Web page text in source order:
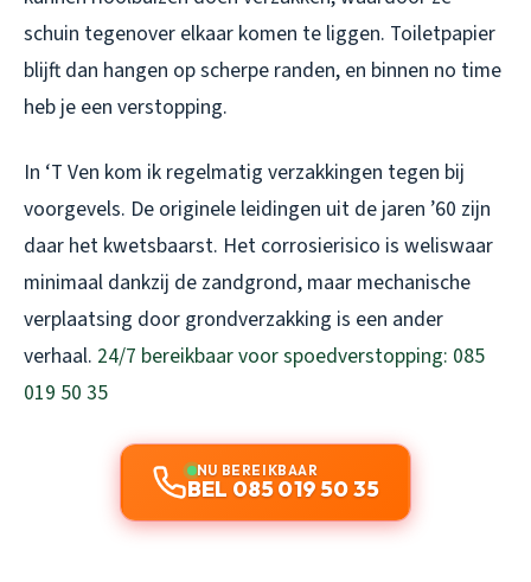
schuin tegenover elkaar komen te liggen. Toiletpapier
blijft dan hangen op scherpe randen, en binnen no time
heb je een verstopping.
In ‘T Ven kom ik regelmatig verzakkingen tegen bij
voorgevels. De originele leidingen uit de jaren ’60 zijn
daar het kwetsbaarst. Het corrosierisico is weliswaar
minimaal dankzij de zandgrond, maar mechanische
verplaatsing door grondverzakking is een ander
verhaal. 24/7 bereikbaar voor spoedverstopping: 085
019 50 35
NU BEREIKBAAR
BEL 085 019 50 35